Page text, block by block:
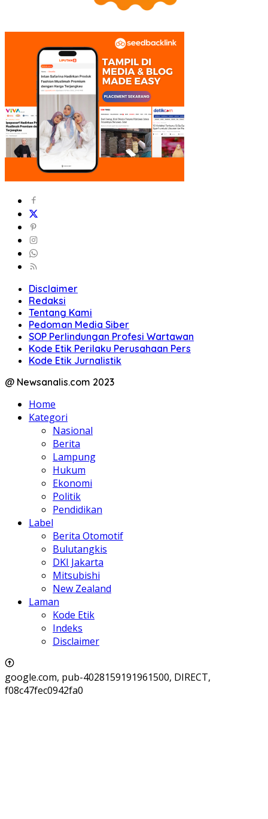
Disclaimer
Redaksi
Tentang Kami
Pedoman Media Siber
SOP Perlindungan Profesi Wartawan
Kode Etik Perilaku Perusahaan Pers
Kode Etik Jurnalistik
@ Newsanalis.com 2023
Home
Kategori
Nasional
Berita
Lampung
Hukum
Ekonomi
Politik
Pendidikan
Label
Berita Otomotif
Bulutangkis
DKI Jakarta
Mitsubishi
New Zealand
Laman
Kode Etik
Indeks
Disclaimer
google.com, pub-4028159191961500, DIRECT,
f08c47fec0942fa0